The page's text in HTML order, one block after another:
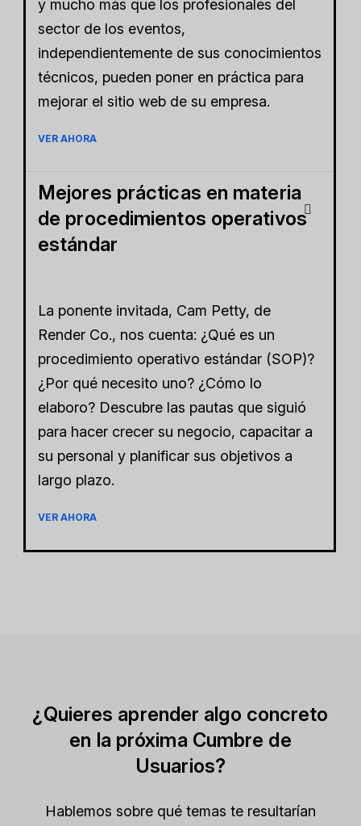
y mucho más que los profesionales del
sector de los eventos,
independientemente de sus conocimientos
técnicos, pueden poner en práctica para
mejorar el sitio web de su empresa.
VER AHORA
Mejores prácticas en materia
de procedimientos operativos
estándar
La ponente invitada, Cam Petty, de
Render Co., nos cuenta: ¿Qué es un
procedimiento operativo estándar (SOP)?
¿Por qué necesito uno? ¿Cómo lo
elaboro? Descubre las pautas que siguió
para hacer crecer su negocio, capacitar a
su personal y planificar sus objetivos a
largo plazo.
VER AHORA
¿Quieres aprender algo concreto
en la próxima Cumbre de
Usuarios?
Hablemos sobre qué temas te resultarían